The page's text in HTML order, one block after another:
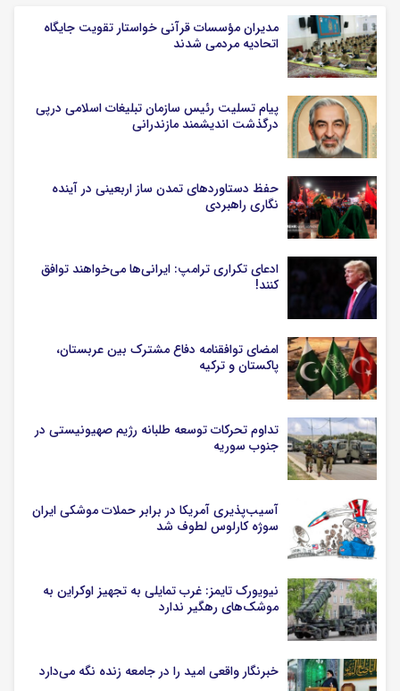
مدیران مؤسسات قرآنی خواستار تقویت جایگاه
اتحادیه‌ مردمی شدند
پیام تسلیت رئیس سازمان تبلیغات اسلامی درپی
درگذشت اندیشمند مازندرانی
حفظ دستاوردهای تمدن ساز اربعینی در آینده
نگاری راهبردی
ادعای تکراری ترامپ: ایرانی‌ها می‌خواهند توافق
کنند!
امضای توافقنامه دفاع مشترک بین عربستان،
پاکستان و ترکیه
تداوم تحرکات توسعه طلبانه رژیم صهیونیستی در
جنوب سوریه
آسیب‌پذیری آمریکا در برابر حملات موشکی ایران
سوژه کارلوس لطوف شد
نیویورک تایمز: غرب تمایلی به تجهیز اوکراین به
موشک‌های رهگیر ندارد
خبرنگار واقعی امید را در جامعه زنده نگه می‌دارد